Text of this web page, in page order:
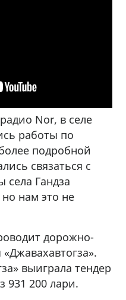
Nor, в селе
работы по
подробной
связаться с
села Гандза
нам это не
дорожно-
выиграла тендер
931 200 лари.